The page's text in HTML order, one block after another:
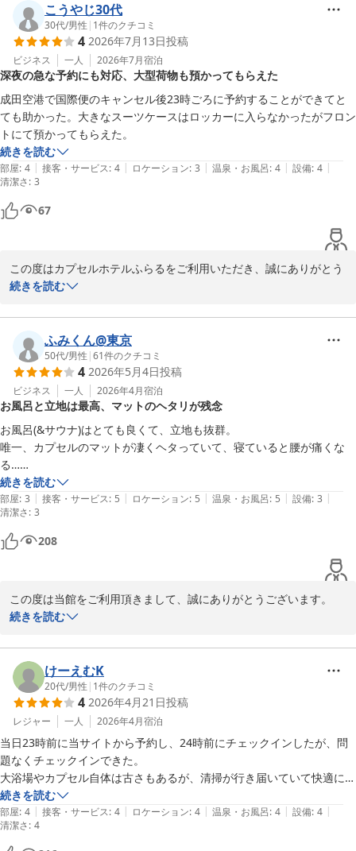
カプセルホテル　ふらる スタッフ一同
カプセルホテル ふらる
2026-07-22
2026-07-22
こうやじ30代
30代/男性 | 1件のクチコミ
4 2026年7月13日投稿
ビジネス 一人 2026年7月宿泊
深夜の急な予約にも対応、大型荷物も預かってもらえた
成田空港で国際便のキャンセル後23時ごろに予約することができてと
ても助かった。大きなスーツケースはロッカーに入らなかったがフロン
トにて預かってもらえた。
続きを読む
部屋: 4 | 接客・サービス: 4 | ロケーション: 3 | 温泉・お風呂: 4 | 設備: 4 |
清潔さ: 3
67
この度はカプセルホテルふらるをご利用いただき、誠にありがとう
ございます。
急なフライトのキャンセルにより大変な状況の中、当施設がお役に
立てたようで安心いたしました。深夜の時間帯でも、お客様に少し
でも快適にお過ごしいただけるよう努めております。
また、お荷物につきましても、無事にお預かりできて良かったで
す。貴重なご意見をいただきありがとうございました。また千葉に
お越しの際は、ぜひ当施設をご利用ください。
カプセルホテル ふらる
2026-07-22
続きを読む
ふみくん@東京
50代/男性 |61件のクチコミ
4 2026年5月4日投稿
ビジネス 一人 2026年4月宿泊
お風呂と立地は最高、マットのヘタリが残念
お風呂(&サウナ)はとても良くて、立地も抜群。
唯一、カプセルのマットが凄くヘタっていて、寝ていると腰が痛くな
る…
それだけが欠点。
続きを読む
部屋: 3 | 接客・サービス: 5 | ロケーション: 5 | 温泉・お風呂: 5 | 設備: 3 |
清潔さ: 3
208
この度は当館をご利用頂きまして、誠にありがとうございます。
マットレスが新しくなりましたので、是非またご利用下さい。
カプセルホテル ふらる
2026-06-19
続きを読む
けーえむK
20代/男性 | 1件のクチコミ
4 2026年4月21日投稿
レジャー 一人 2026年4月宿泊
当日23時前に当サイトから予約し、24時前にチェックインしたが、問
題なくチェックインできた。
大浴場やカプセル自体は古さもあるが、清掃が行き届いていて快適に過
ごすことができました。
続きを読む
部屋: 4 | 接客・サービス: 4 | ロケーション: 4 | 温泉・お風呂: 4 | 設備: 4 |
清潔さ: 4